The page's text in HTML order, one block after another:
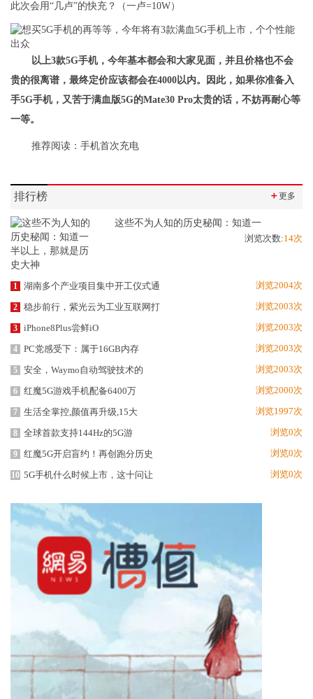
此次会用“几卢”的快充？（一卢=10W）
以上3款5G手机，今年基本都会和大家见面，并且价格也不会
贵的很离谱，最终定价应该都会在4000以内。因此，如果你准备入
手5G手机，又苦于满血版5G的Mate30 Pro太贵的话，不妨再耐心等
一等。
推荐阅读： 手机首次充电
排行榜 ＋更多
这些不为人知的历史秘闻：知道一
浏览次数:14次
1 湖南多个产业项目集中开工仪式通 浏览2004次
2 稳步前行，紫光云为工业互联网打 浏览2003次
3 iPhone8Plus尝鲜iO 浏览2003次
4 PC党感受下：属于16GB内存 浏览2003次
5 安全，Waymo自动驾驶技术的 浏览2003次
6 红魔5G游戏手机配备6400万 浏览2000次
7 生活全掌控,颜值再升级,15大 浏览1997次
8 全球首款支持144Hz的5G游 浏览0次
9 红魔5G开启盲约！再创跑分历史 浏览0次
10 5G手机什么时候上市，这十问让 浏览0次